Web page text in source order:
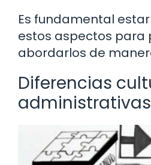
Es fundamental
estos aspectos para
abordarlos de
Diferencias
administrativas